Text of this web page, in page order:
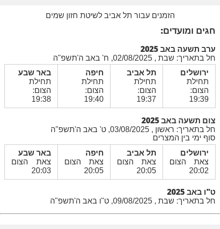
הזמנים עבור תל אביב לשיטת חזון שמים
חגים ומועדים:
ערב תשעה באב 2025
חל בתאריך: שבת , 02/08/2025, ח' באב ה'תשפ"ה
ירושלים
תחילת
הצום:
19:39
תל אביב
תחילת
הצום:
19:37
חיפה
תחילת
הצום:
19:40
באר שבע
תחילת
הצום:
19:38
צום תשעה באב 2025
חל בתאריך: ראשון , 03/08/2025, ט' באב ה'תשפ"ה
סוף ימי בין המצרים
ירושלים
צאת הצום
20:02
תל אביב
צאת הצום
20:05
חיפה
צאת הצום
20:05
באר שבע
צאת הצום
20:03
ט"ו באב 2025
חל בתאריך: שבת , 09/08/2025, ט"ו באב ה'תשפ"ה